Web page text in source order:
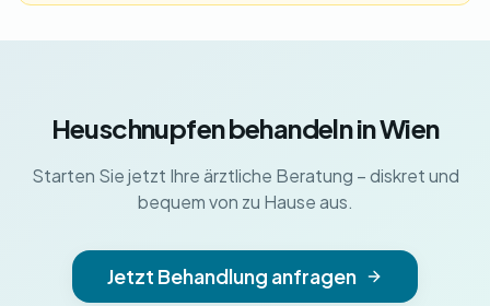
Heuschnupfen behandeln in Wien
Starten Sie jetzt Ihre ärztliche Beratung – diskret und
bequem von zu Hause aus.
Jetzt Behandlung anfragen